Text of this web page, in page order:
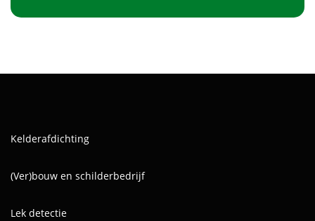
Kelderafdichting
(Ver)bouw en schilderbedrijf
Lek detectie